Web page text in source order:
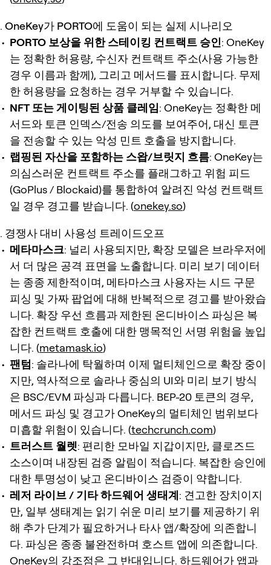
OneKey가 PORTO에 도움이 되는 실제 시나리오
PORTO 보상을 위한 스테이킹 컨트랙트 승인: OneKey
는 정확한 허용량, 수신자 컨트랙트 주소(사용 가능한
경우 이름과 함께), 그리고 메서드를 표시합니다. 무제
한 허용량을 요청하는 경우 거부할 수 있습니다.
NFT 또는 게이팅된 상품 클레임: OneKey는 정확한 메
서드와 토큰 인덱스/전송 의도를 보여주어, 대신 토큰
을 전송할 수 있는 악성 민트 호출을 방지합니다.
랩핑된 자산을 포함하는 스왑/브릿지 흐름: OneKey는
의심스러운 컨트랙트 주소를 플래그하고 위험 피드
(GoPlus / Blockaid)를 통합하여 알려진 악성 컨트랙트
일 경우 경고를 받습니다. (onekey.so)
경쟁사 대비 사용성 트레이드오프
메타마스크: 널리 사용되지만, 확장 모델은 브라우저에
서 더 많은 공격 표면을 노출합니다. 미리 보기 데이터
는 종종 제한적이며, 메타마스크 사용자는 시드 구문
피싱 및 가짜 팝업에 대해 반복적으로 경고를 받아왔습
니다. 확장 우선 흐름과 제한된 온디바이스 파싱은 복
잡한 컨트랙트 호출에 대한 맹목적인 서명 위험을 높입
니다. (metamask.io)
팬텀: 솔라나에 탁월하며 이제 멀티체인으로 확장 중이
지만, 역사적으로 솔라나 중심의 UI와 미리 보기 방식
은 BSC/EVM 파싱과 다릅니다. BEP-20 토큰의 경우,
메서드 파싱 및 경고가 OneKey의 멀티체인 범위보다
미흡할 위험이 있습니다. (techcrunch.com)
트러스트 월렛: 편리한 모바일 지갑이지만, 클로즈드
소스이며 내장된 검증 알림이 적습니다. 복잡한 승인에
대한 투명성이 낮고 온디바이스 검증이 약합니다.
레저 라이브 / 기타 하드웨어 생태계: 견고한 장치이지
만, 일부 생태계는 읽기 쉬운 미리 보기를 제공하기 위
해 추가 단계가 필요하거나 타사 앱/확장에 의존합니
다. 파싱은 종종 불완전하며 호스트 앱에 의존합니다.
OneKey의 강조점은 그 반대입니다. 하드웨어가 앱과